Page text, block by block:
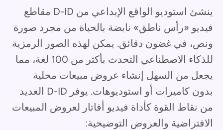
ينشئ استوديو الواقع الإبداعي من D-ID مقاطع
فيديو «رأس ناطق» نابضة بالحياة من مجرد صورة
ونص، في غضون دقائق. يمكن لهذه الصور الرمزية
للذكاء الاصطناعي التحدث بأكثر من 100 لغة، مما
يجعل من السهل إنشاء عروض مبيعات محلية
بدون كاميرات أو استوديوهات. يوفر D-ID العديد
من نقاط القوة كأداة فيديو أفاتار لعروض المبيعات
الافتراضية والعروض التوضيحية: